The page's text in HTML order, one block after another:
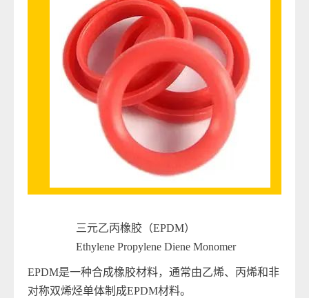
三元乙丙橡胶（EPDM）
Ethylene Propylene Diene Monomer
EPDM是一种合成橡胶材料，通常由乙烯、丙烯和非
对称双烯烃单体制成EPDM材料。